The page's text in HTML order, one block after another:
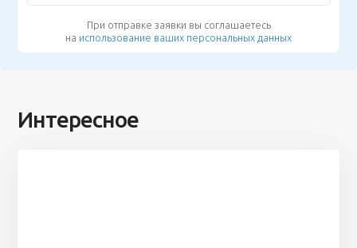
При отправке заявки вы соглашаетесь
на использование ваших персональных данных
Интересное